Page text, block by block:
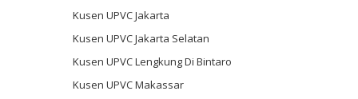
Kusen UPVC Jakarta
Kusen UPVC Jakarta Selatan
Kusen UPVC Lengkung Di Bintaro
Kusen UPVC Makassar